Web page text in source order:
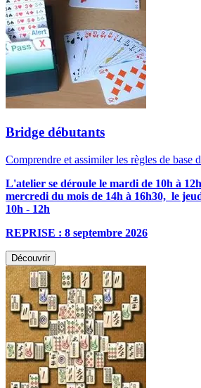
Bridge débutants
Comprendre et assimiler les règles de base
L'atelier se déroule le mardi de 10h à
mercredi du mois de 14h à 16h30, le
10h - 12h
REPRISE : 8 septembre 2026
Découvrir